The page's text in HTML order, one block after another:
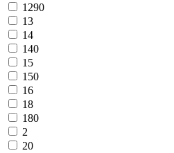
1290
13
14
140
15
150
16
18
180
2
20